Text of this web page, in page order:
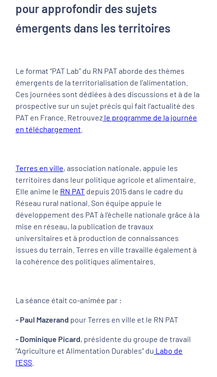
pour approfondir des sujets
émergents dans les territoires
Le format “PAT Lab” du RN PAT aborde des thèmes
émergents de la territorialisation de l’alimentation.
Ces journées sont dédiées à des discussions et à de la
prospective sur un sujet précis qui fait l’actualité des
PAT en France. Retrouvez le programme de la journée
en téléchargement
Terres en ville, association nationale, appuie les
territoires dans leur politique agricole et alimentaire.
Elle anime le RN PAT depuis 2015 dans le cadre du
Réseau rural national. Son équipe appuie le
développement des PAT à l’échelle nationale grâce à la
mise en réseau, la publication de travaux
universitaires et à production de connaissances
issues du terrain. Terres en ville travaille également à
la cohérence des politiques alimentaires.
La séance était co-animée par :
- Paul Mazerand pour Terres en ville et le RN PAT
- Dominique Picard, présidente du groupe de travail
“Agriculture et Alimentation Durables” du Labo de
l’ESS